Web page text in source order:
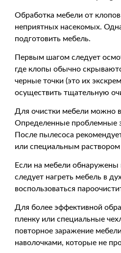
Обработка мебели от
неприятных насекомых.
подготовить мебель.
Первым шагом следует
где клопы обычно
черные точки (это их
осуществить тщательную
Для очистки мебели можно
Определенные проблемные
После пылесоса
или специальным
Если на мебели обнаружены
следует нагреть мебель в
воспользоваться
Для более эффективной
пленку или специальные
повторное заражение
наволочками, которые не